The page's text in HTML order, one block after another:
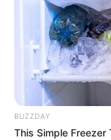
BUZZDAY
This Simple Freezer